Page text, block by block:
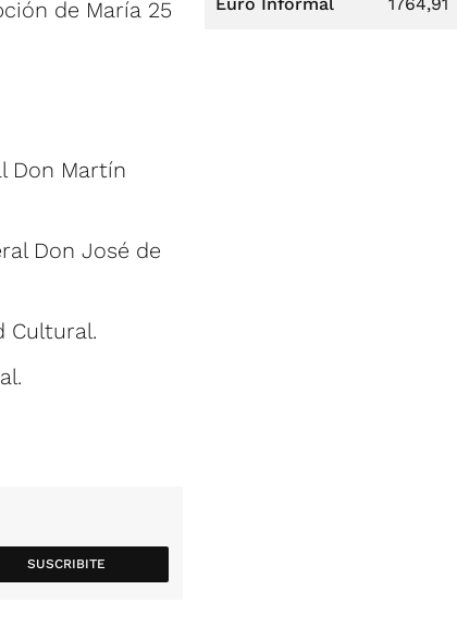
de María 25
Don Martín
Don José de
Cultural.
SUSCRIBITE